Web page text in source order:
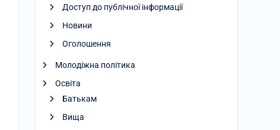
Доступ до публічної інформації
Новини
Оголошення
Молодіжна політика
Освіта
Батькам
Вища